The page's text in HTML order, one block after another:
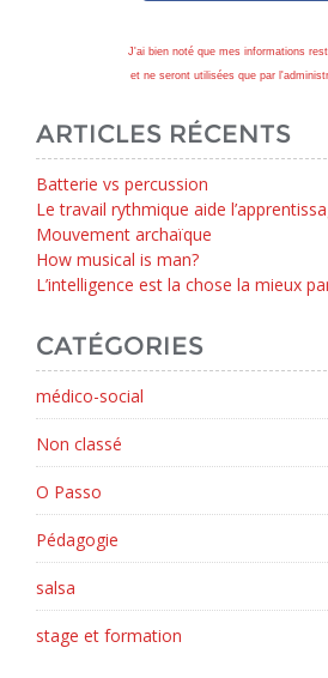
J'ai bien noté que mes informations
et ne seront utilisées que par
ARTICLES RÉCENTS
Batterie vs percussion
Le travail rythmique aide
Mouvement archaïque
How musical is man?
L’intelligence est la chose la mieux
CATÉGORIES
médico-social
Non classé
O Passo
Pédagogie
salsa
stage et formation